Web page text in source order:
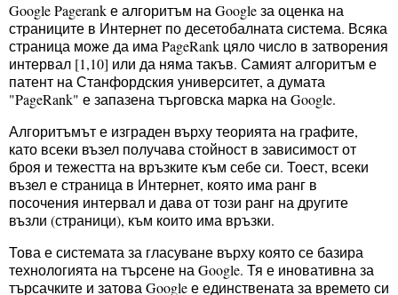
Google Pagerank е алгоритъм на Google за оценка на
страниците в Интернет по десетобалната система. Всяка
страница може да има PageRank цяло число в затворения
интервал [1,10] или да няма такъв. Самият алгоритъм е
патент на Станфордския университет, а думата
"PageRank" е запазена търговска марка на Google.
Алгоритъмът е изграден върху теорията на графите,
като всеки възел получава стойност в зависимост от
броя и тежестта на връзките към себе си. Тоест, всеки
възел е страница в Интернет, която има ранг в
посочения интервал и дава от този ранг на другите
възли (страници), към които има връзки.
Това е системата за гласуване върху която се базира
технологията на търсене на Google. Тя е иновативна за
търсачките и затова Google е единствената за времето си